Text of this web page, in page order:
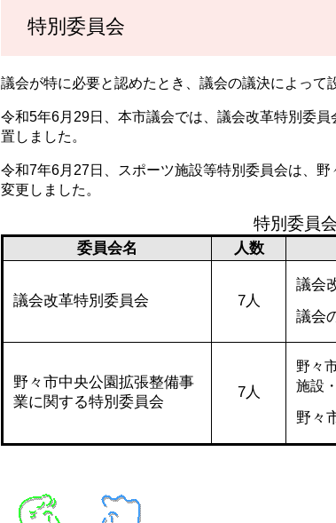
特別委員会
議会が特に必要と認めたとき、議会の議決によって
令和5年6月29日、本市議会では、議会改革特別委
置しました。
令和7年6月27日、スポーツ施設等特別委員会は、
変更しました。
特別委員
委員会名 人数
議会改革特別委員会 7人
議会
議会
野々市中央公園拡張整備事
業に関する特別委員会​
7人
野々
施設
野々